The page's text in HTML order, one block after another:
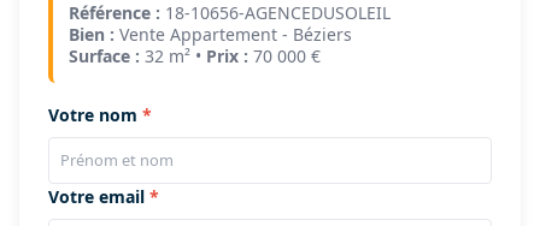
Référence : 18-10656-AGENCEDUSOLEIL
Bien : Vente Appartement - Béziers
Surface : 32 m² • Prix : 70 000 €
Votre nom
Votre email